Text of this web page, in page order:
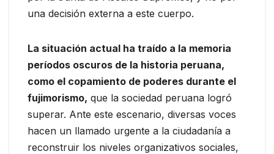
una decisión externa a este cuerpo.
La situación actual ha traído a la memoria
períodos oscuros de la historia peruana,
como el copamiento de poderes durante el
fujimorismo, que la sociedad peruana logró
superar. Ante este escenario, diversas voces
hacen un llamado urgente a la ciudadanía a
reconstruir los niveles organizativos sociales,